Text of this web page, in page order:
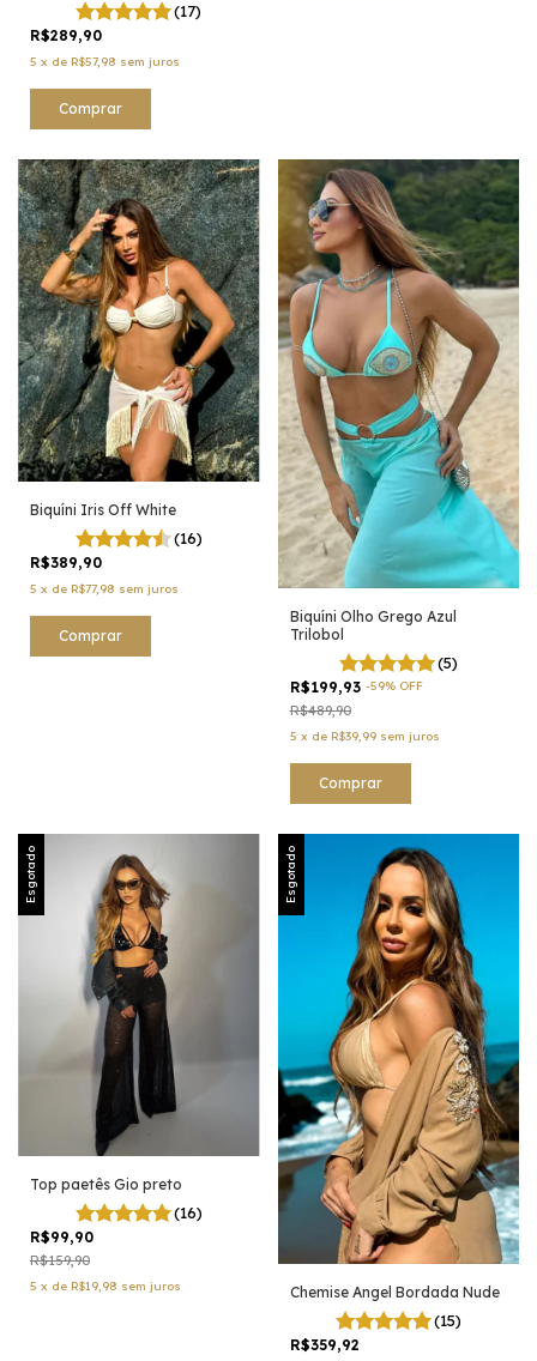
(17)
R$289,90
5 x de R$57,98 sem juros
Comprar
Biquíni Iris Off White
(16)
R$389,90
5 x de R$77,98 sem juros
Comprar
Biquíni Olho Grego Azul
Trilobol
(5)
R$199,93 -59% OFF
R$489,90
5 x de R$39,99 sem juros
Comprar
Esgotado
Top paetês Gio preto
(16)
R$99,90
R$159,90
5 x de R$19,98 sem juros
Esgotado
Chemise Angel Bordada Nude
(15)
R$359,92